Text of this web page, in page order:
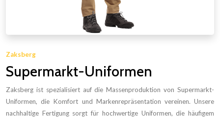
Zaksberg
Supermarkt-Uniformen
Zaksberg ist spezialisiert auf die Massenproduktion von Supermarkt-
Uniformen, die Komfort und Markenrepräsentation vereinen. Unsere
nachhaltige Fertigung sorgt für hochwertige Uniformen, die häufigem